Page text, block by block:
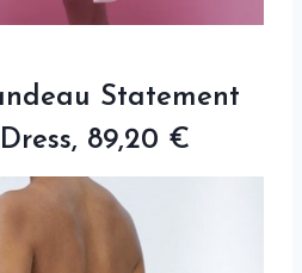
Statement
89,20 €